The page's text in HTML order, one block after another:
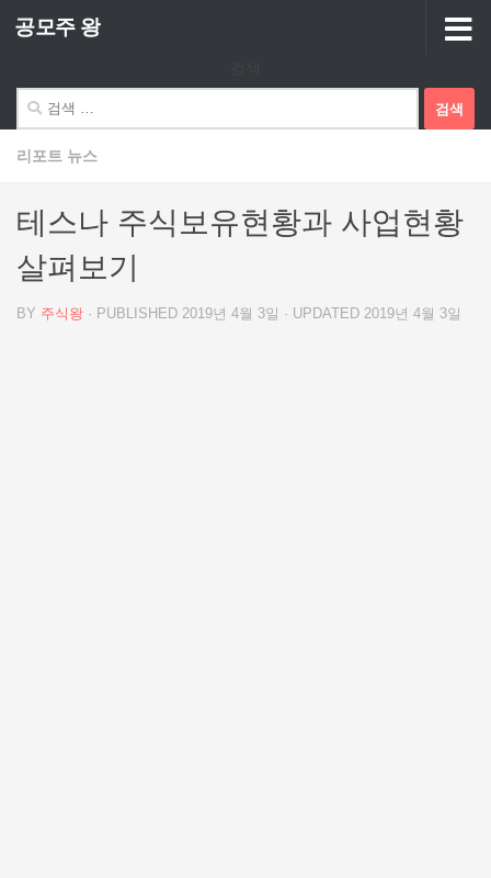
Skip to content
공모주 왕
색:
리포트 뉴스
테스나 주식보유현황과 사업현황
살펴보기
BY 주식왕 · PUBLISHED 2019년 4월 3일 · UPDATED 2019년 4월 3일